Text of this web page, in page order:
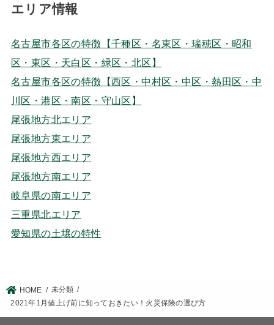
エリア情報
名古屋市各区の特徴【千種区・名東区・瑞穂区・昭和
区・東区・天白区・緑区・北区】
名古屋市各区の特徴【西区・中村区・中区・熱田区・中
川区・港区・南区・守山区】
尾張地方北エリア
尾張地方東エリア
尾張地方西エリア
尾張地方南エリア
岐阜県の南エリア
三重県北エリア
愛知県の土壌の特性
HOME
未分類
2021年1月値上げ前に知っておきたい！火災保険の選び方